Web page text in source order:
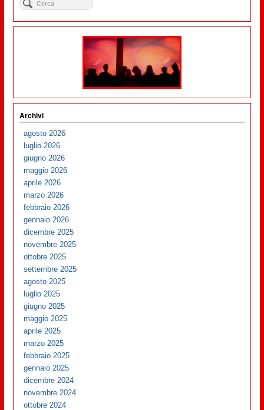
Archivi
agosto 2026
luglio 2026
giugno 2026
maggio 2026
aprile 2026
marzo 2026
febbraio 2026
gennaio 2026
dicembre 2025
novembre 2025
ottobre 2025
settembre 2025
agosto 2025
luglio 2025
giugno 2025
maggio 2025
aprile 2025
marzo 2025
febbraio 2025
gennaio 2025
dicembre 2024
novembre 2024
ottobre 2024